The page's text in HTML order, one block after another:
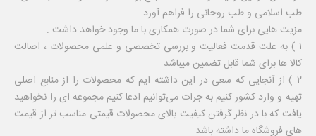
طب اسلامی و طب روحانی را فراهم آورد
مزیت هایی برای شما در صورت همکاری با ما وجود خواهد داشت :
۱ ) به علت قدمت فعالیت و بررسی تخصصی و علمی محصولات ، اصالت
کالا ها برای شما قابل تضمین میباشد
۲ ) از آنجایی که سعی در این داشته ایم که محصولات را از منابع اصلی
تهیه و وارد کشور کنیم به جرات می‌توانیم ادعا کنیم مجموعه ای را نخواهید
یافت که با در نظر گرفتن کیفیت بالای محصولات قیمتی مناسب تر از قیمت
های فروشگاه ما داشته باشد